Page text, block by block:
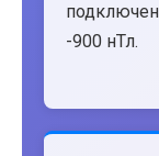
-900 нТл.